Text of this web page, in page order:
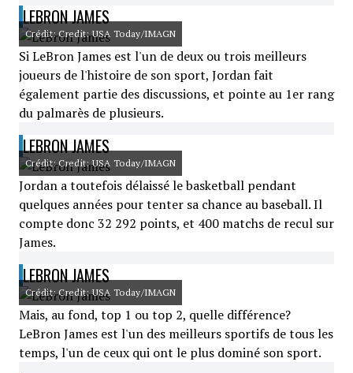
LEBRON JAMES
Crédit: Credit: USA Today/IMAGN
Si LeBron James est l'un de deux ou trois meilleurs
joueurs de l'histoire de son sport, Jordan fait
également partie des discussions, et pointe au 1er rang
du palmarès de plusieurs.
LEBRON JAMES
Crédit: Credit: USA Today/IMAGN
Jordan a toutefois délaissé le basketball pendant
quelques années pour tenter sa chance au baseball. Il
compte donc 32 292 points, et 400 matchs de recul sur
James.
LEBRON JAMES
Crédit: Credit: USA Today/IMAGN
Mais, au fond, top 1 ou top 2, quelle différence?
LeBron James est l'un des meilleurs sportifs de tous les
temps, l'un de ceux qui ont le plus dominé son sport.